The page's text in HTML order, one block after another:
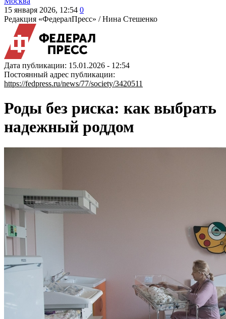
15 января 2026, 12:54 0
Редакция «ФедералПресс» /Нина Стешенко
Дата публикации: 15.01.2026 - 12:54
Постоянный адрес публикации:
https://fedpress.ru/news/77/society/3420511
Роды без риска: как выбрать
надежный роддом